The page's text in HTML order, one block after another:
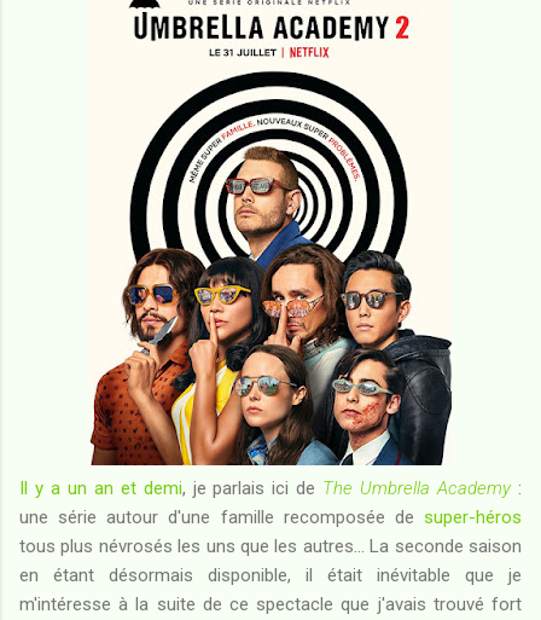
Il y a un an et demi, je parlais ici de The Umbrella Academy:
une série autour d'une famille recomposée de super-héros
tous plus névrosés les uns que les autres... La seconde saison
en étant désormais disponible, il était inévitable que je
m'intéresse à la suite de ce spectacle que j'avais trouvé fort